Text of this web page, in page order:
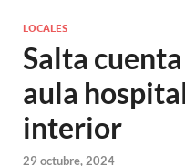
LOCALES
Salta
aula
interior
29 octubre, 2024